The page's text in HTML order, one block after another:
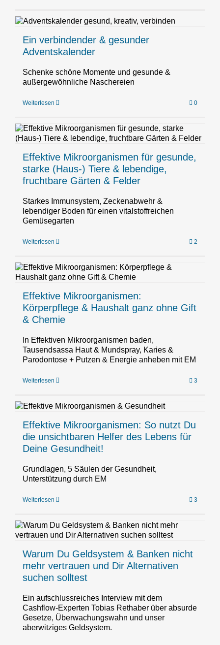
Ein verbindender & gesunder
Adventskalender
Schenke schöne Momente und gesunde &
außergewöhnliche Naschereien
Weiterlesen 0
Effektive Mikroorganismen für gesunde,
starke (Haus-) Tiere & lebendige,
fruchtbare Gärten & Felder
Starkes Immunsystem, Zeckenabwehr &
lebendiger Boden für einen vitalstoffreichen
Gemüsegarten
Weiterlesen 2
Effektive Mikroorganismen:
Körperpflege & Haushalt ganz ohne Gift
& Chemie
In Effektiven Mikroorganismen baden,
Tausendsassa Haut & Mundspray, Karies &
Parodontose + Putzen & Energie anheben mit EM
Weiterlesen 3
Effektive Mikroorganismen: So nutzt Du
die unsichtbaren Helfer des Lebens für
Deine Gesundheit!
Grundlagen, 5 Säulen der Gesundheit,
Unterstützung durch EM
Weiterlesen 3
Warum Du Geldsystem & Banken nicht
mehr vertrauen und Dir Alternativen
suchen solltest
Ein aufschlussreiches Interview mit dem
Cashflow-Experten Tobias Rethaber über absurde
Gesetze, Überwachungswahn und unser
aberwitziges Geldsystem.